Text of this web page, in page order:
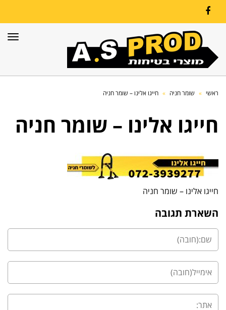
Facebook
ראשי » שומר חניה » חייגו אלינו – שומר חניה
חייגו אלינו – שומר חניה
חייגו אלינו – שומר חניה
השארת תגובה